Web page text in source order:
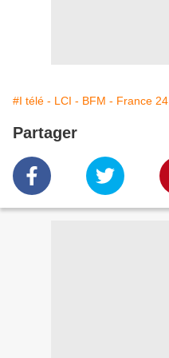
#I télé - LCI - BFM - France 24
Partager